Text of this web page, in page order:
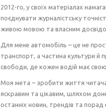
2012-го, у своїх матеріалах
поєднувати журналістську
живою мовою та власним
Для мене автомобіль – це не
транспорт, а частина культури й
свободи, де кожен водій має свою
Моя мета – зробити життя
яскравим та цікавим, шляхом
останніх новин, трендів та порад